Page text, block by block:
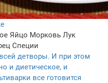
Яйцо Морковь Лук
Специи
детворы. И при этом
и диетическое, и
все готовится